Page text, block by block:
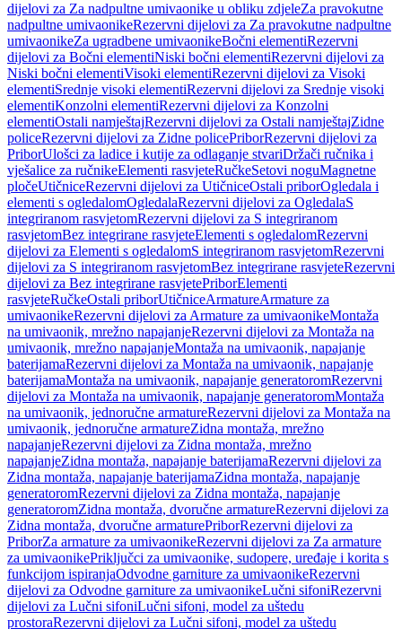
dijelovi za Za nadpultne umivaonike u obliku zdjeleZa pravokutne
nadpultne umivaonikeRezervni dijelovi za Za pravokutne nadpultne
umivaonikeZa ugradbene umivaonikeBočni elementiRezervni
dijelovi za Bočni elementiNiski bočni elementiRezervni dijelovi za
Niski bočni elementiVisoki elementiRezervni dijelovi za Visoki
elementiSrednje visoki elementiRezervni dijelovi za Srednje visoki
elementiKonzolni elementiRezervni dijelovi za Konzolni
elementiOstali namještajRezervni dijelovi za Ostali namještajZidne
policeRezervni dijelovi za Zidne policePriborRezervni dijelovi za
PriborUlošci za ladice i kutije za odlaganje stvariDržači ručnika i
vješalice za ručnikeElementi rasvjeteRučkeSetovi noguMagnetne
pločeUtičniceRezervni dijelovi za UtičniceOstali priborOgledala i
elementi s ogledalomOgledalaRezervni dijelovi za OgledalaS
integriranom rasvjetomRezervni dijelovi za S integriranom
rasvjetomBez integrirane rasvjeteElementi s ogledalomRezervni
dijelovi za Elementi s ogledalomS integriranom rasvjetomRezervni
dijelovi za S integriranom rasvjetomBez integrirane rasvjeteRezervni
dijelovi za Bez integrirane rasvjetePriborElementi
rasvjeteRučkeOstali priborUtičniceArmatureArmature za
umivaonikeRezervni dijelovi za Armature za umivaonikeMontaža
na umivaonik, mrežno napajanjeRezervni dijelovi za Montaža na
umivaonik, mrežno napajanjeMontaža na umivaonik, napajanje
baterijamaRezervni dijelovi za Montaža na umivaonik, napajanje
baterijamaMontaža na umivaonik, napajanje generatoromRezervni
dijelovi za Montaža na umivaonik, napajanje generatoromMontaža
na umivaonik, jednoručne armatureRezervni dijelovi za Montaža na
umivaonik, jednoručne armatureZidna montaža, mrežno
napajanjeRezervni dijelovi za Zidna montaža, mrežno
napajanjeZidna montaža, napajanje baterijamaRezervni dijelovi za
Zidna montaža, napajanje baterijamaZidna montaža, napajanje
generatoromRezervni dijelovi za Zidna montaža, napajanje
generatoromZidna montaža, dvoručne armatureRezervni dijelovi za
Zidna montaža, dvoručne armaturePriborRezervni dijelovi za
PriborZa armature za umivaonikeRezervni dijelovi za Za armature
za umivaonikePriključci za umivaonike, sudopere, uređaje i korita s
funkcijom ispiranjaOdvodne garniture za umivaonikeRezervni
dijelovi za Odvodne garniture za umivaonikeLučni sifoniRezervni
dijelovi za Lučni sifoniLučni sifoni, model za uštedu
prostoraRezervni dijelovi za Lučni sifoni, model za uštedu